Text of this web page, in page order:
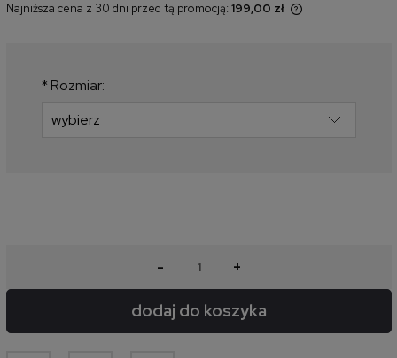
Najniższa cena z 30 dni przed tą promocją: 199,00 zł
* Rozmiar:
- +
dodaj do koszyka